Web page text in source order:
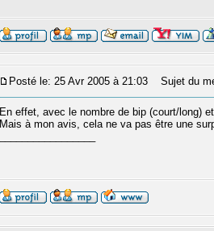
Posté le: 25 Avr 2005 à 21:03 Sujet du
En effet, avec le nombre de bip (court/long)
Mais à mon avis, cela ne va pas être une